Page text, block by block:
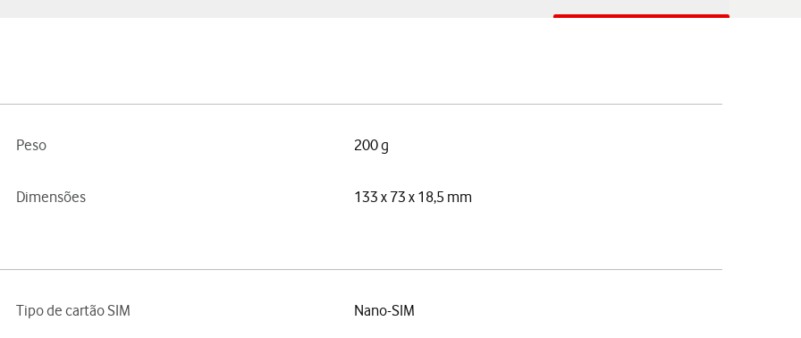
Peso 200 g
Dimensões 133 x 73 x 18,5 mm
Tipo de cartão SIM Nano-SIM